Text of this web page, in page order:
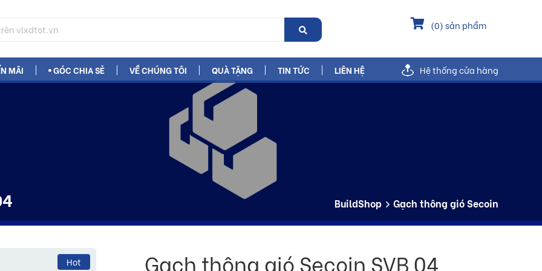
(0) sản phẩm
MÃI GÓC CHIA SẺ VỀ CHÚNG TÔI QUÀ TẶNG TIN TỨC LIÊN HỆ Hệ thống cửa hàng
BuildShop Gạch thông gió Secoin
Hot Gạch thông gió Secoin SVB 04